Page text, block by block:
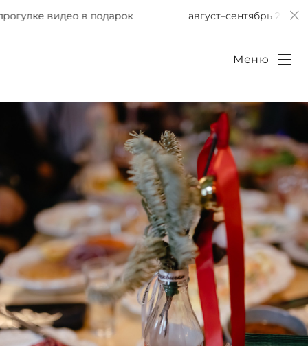
август–сентябрь 2026 при фотопрогулке
Меню